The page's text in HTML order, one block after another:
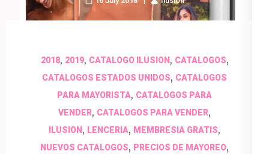
2018, 2019, CATALOGO ILUSION, CATALOGOS,
CATALOGOS ESTADOS UNIDOS, CATALOGOS
PARA MAYORISTA, CATALOGOS PARA
VENDER, CATALOGOS PARA VENDER,
ILUSION , LENCERIA, MEMBRESIA GRATIS,
NUEVOS CATALOGOS, PRECIOS DE MAYOREO,